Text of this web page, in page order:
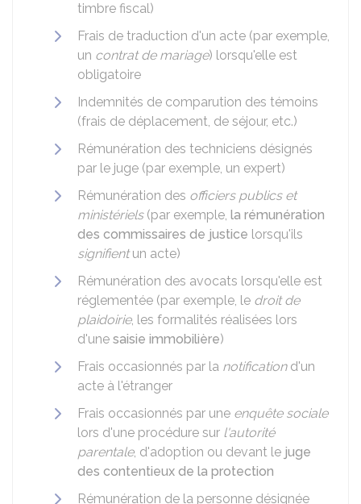
timbre fiscal)
Frais de traduction d'un acte (par exemple,
un contrat de mariage) lorsqu'elle est
obligatoire
Indemnités de comparution des témoins
(frais de déplacement, de séjour, etc.)
Rémunération des techniciens désignés
par le juge (par exemple, un expert)
Rémunération des officiers publics et
ministériels(par exemple, la rémunération
des commissaires de justice lorsqu'ils
signifientun acte)
Rémunération des avocats lorsqu'elle est
réglementée (par exemple, le droit de
plaidoirie, les formalités réalisées lors
d'une saisie immobilière)
Frais occasionnés par la notificationd'un
acte à l'étranger
Frais occasionnés par une enquête sociale
lors d'une procédure sur l'autorité
parentale, d'adoption ou devant le juge
des contentieux de la protection
Rémunération de la personne désignée